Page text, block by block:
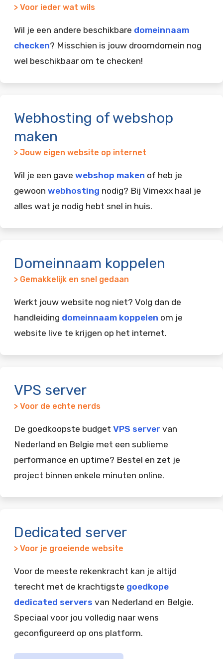
> Voor ieder wat wils
Wil je een andere beschikbare domeinnaam
checken? Misschien is jouw droomdomein nog
wel beschikbaar om te checken!
Webhosting of webshop
maken
> Jouw eigen website op internet
Wil je een gave webshop maken of heb je
gewoon webhosting nodig? Bij Vimexx haal je
alles wat je nodig hebt snel in huis.
Domeinnaam koppelen
> Gemakkelijk en snel gedaan
Werkt jouw website nog niet? Volg dan de
handleiding domeinnaam koppelen om je
website live te krijgen op het internet.
VPS server
> Voor de echte nerds
De goedkoopste budget VPS server van
Nederland en Belgie met een sublieme
performance en uptime? Bestel en zet je
project binnen enkele minuten online.
Dedicated server
> Voor je groeiende website
Voor de meeste rekenkracht kan je altijd
terecht met de krachtigste goedkope
dedicated servers van Nederland en Belgie.
Speciaal voor jou volledig naar wens
geconfigureerd op ons platform.